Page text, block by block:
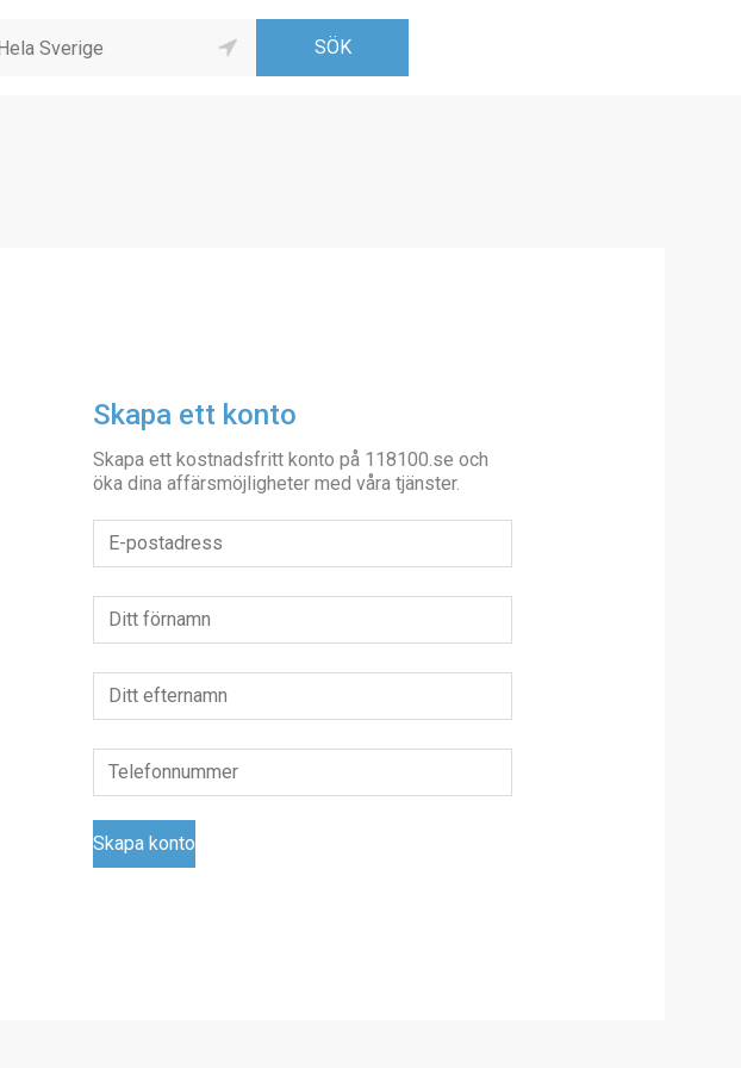
Skapa ett konto
Skapa ett kostnadsfritt konto på 118100.se och
öka dina affärsmöjligheter med våra tjänster.